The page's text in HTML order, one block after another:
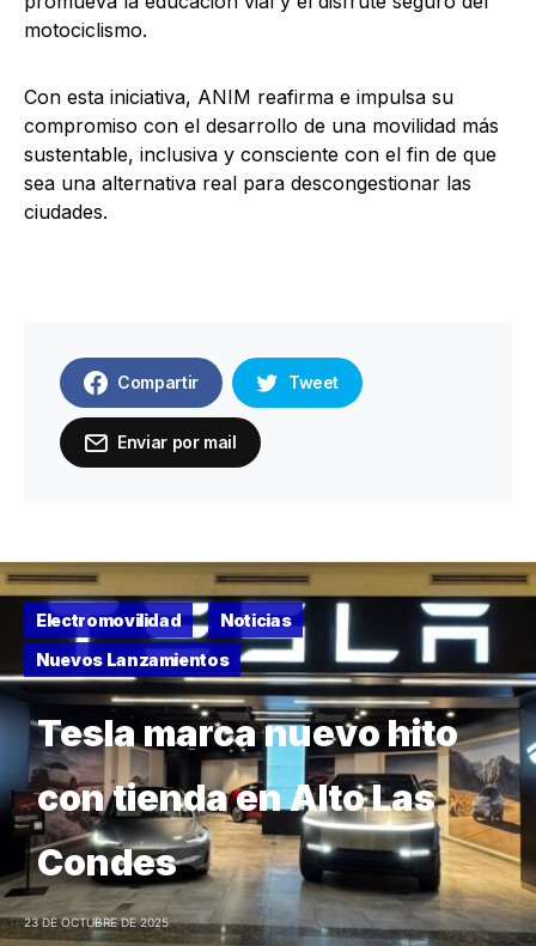
motociclismo.
Con esta iniciativa, ANIM reafirma e impulsa su
compromiso con el desarrollo de una movilidad más
sustentable, inclusiva y consciente con el fin de que
sea una alternativa real para descongestionar las
ciudades.
Compartir Tweet
Enviar por mail
Electromovilidad
Noticias
Nuevos Lanzamientos
Tesla marca nuevo hito
con tienda en Alto Las
Condes
23 DE OCTUBRE DE 2025